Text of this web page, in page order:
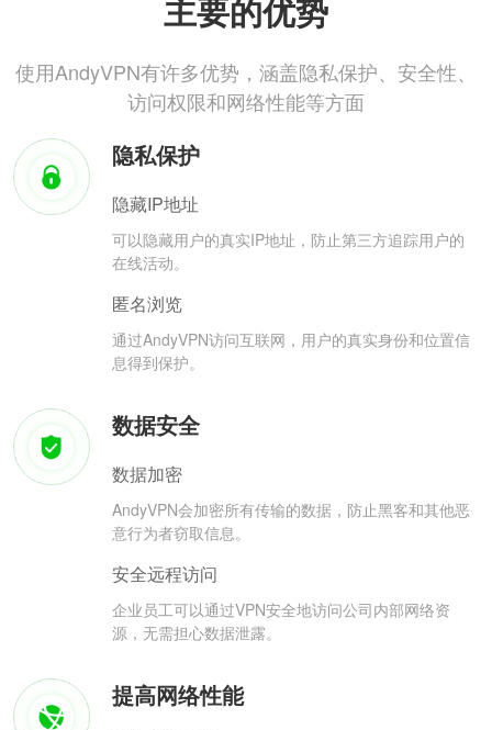
主要的优势
使用AndyVPN有许多优势，涵盖隐私保护、安全性、
访问权限和网络性能等方面
隐私保护
隐藏IP地址
可以隐藏用户的真实IP地址，防止第三方追踪用户的
在线活动。
匿名浏览
通过AndyVPN访问互联网，用户的真实身份和位置信
息得到保护。
数据安全
数据加密
AndyVPN会加密所有传输的数据，防止黑客和其他恶
意行为者窃取信息。
安全远程访问
企业员工可以通过VPN安全地访问公司内部网络资
源，无需担心数据泄露。
提高网络性能